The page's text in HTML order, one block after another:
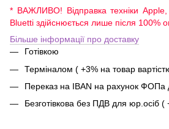
* ВАЖЛИВО! Відправка техніки
Bluetti здійснюється лише після 100%
Більше інформації про доставку
Готівкою
Терміналом ( +3% на товар
Переказ на IBAN на рахунок ФОПа
Безготівкова без ПДВ для юр.осіб (